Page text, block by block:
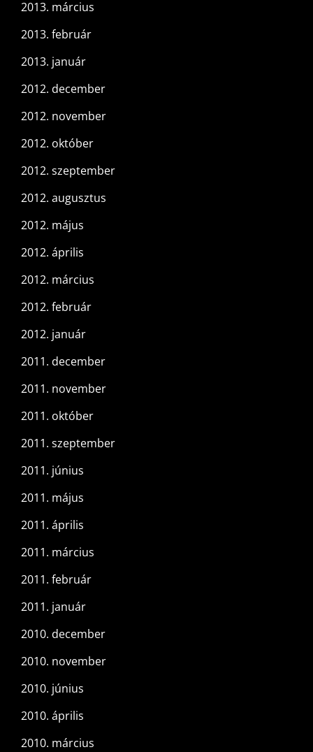
2013. március
2013. február
2013. január
2012. december
2012. november
2012. október
2012. szeptember
2012. augusztus
2012. május
2012. április
2012. március
2012. február
2012. január
2011. december
2011. november
2011. október
2011. szeptember
2011. június
2011. május
2011. április
2011. március
2011. február
2011. január
2010. december
2010. november
2010. június
2010. április
2010. március